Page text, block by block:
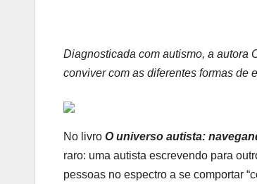
Diagnosticada com autismo, a autora
conviver com as diferentes formas de
No livro O universo autista:
raro: uma autista escrevendo para
pessoas no espectro a se comportar